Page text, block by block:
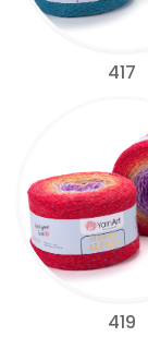
417
419